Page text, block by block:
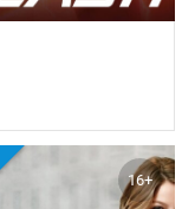
16+